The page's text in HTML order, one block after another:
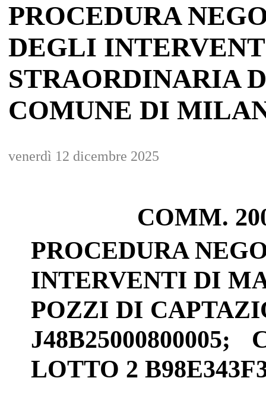
PROCEDURA
DEGLI
STRAORDINARIA
COMUNE DI
venerdì 12 dicembre 2025
COMM.
PROCEDURA
INTERVENTI DI
POZZI DI
J48B25000800005;
LOTTO 2